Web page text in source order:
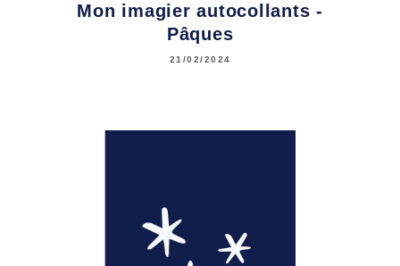
Mon imagier autocollants -
Pâques
21/02/2024